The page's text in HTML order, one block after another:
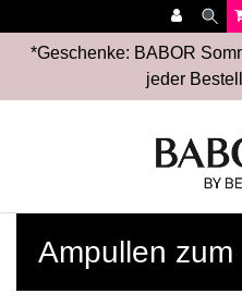
*Geschenke: BABOR
jeder
Ampullen